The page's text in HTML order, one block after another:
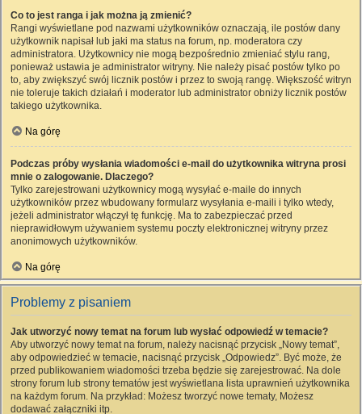
Co to jest ranga i jak można ją zmienić?
Rangi wyświetlane pod nazwami użytkowników oznaczają, ile postów dany
użytkownik napisał lub jaki ma status na forum, np. moderatora czy
administratora. Użytkownicy nie mogą bezpośrednio zmieniać stylu rang,
ponieważ ustawia je administrator witryny. Nie należy pisać postów tylko po
to, aby zwiększyć swój licznik postów i przez to swoją rangę. Większość witryn
nie toleruje takich działań i moderator lub administrator obniży licznik postów
takiego użytkownika.
Na górę
Podczas próby wysłania wiadomości e-mail do użytkownika witryna prosi
mnie o zalogowanie. Dlaczego?
Tylko zarejestrowani użytkownicy mogą wysyłać e-maile do innych
użytkowników przez wbudowany formularz wysyłania e-maili i tylko wtedy,
jeżeli administrator włączył tę funkcję. Ma to zabezpieczać przed
nieprawidłowym używaniem systemu poczty elektronicznej witryny przez
anonimowych użytkowników.
Na górę
Problemy z pisaniem
Jak utworzyć nowy temat na forum lub wysłać odpowiedź w temacie?
Aby utworzyć nowy temat na forum, należy nacisnąć przycisk „Nowy temat”,
aby odpowiedzieć w temacie, nacisnąć przycisk „Odpowiedz”. Być może, że
przed publikowaniem wiadomości trzeba będzie się zarejestrować. Na dole
strony forum lub strony tematów jest wyświetlana lista uprawnień użytkownika
na każdym forum. Na przykład: Możesz tworzyć nowe tematy, Możesz
dodawać załączniki itp.